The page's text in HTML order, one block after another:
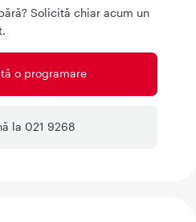
Solicită chiar acum un
o programare
la 021 9268